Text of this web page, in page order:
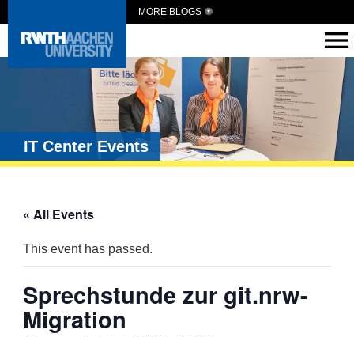
MORE BLOGS
IT Center Events
« All Events
This event has passed.
Sprechstunde zur git.nrw-
Migration